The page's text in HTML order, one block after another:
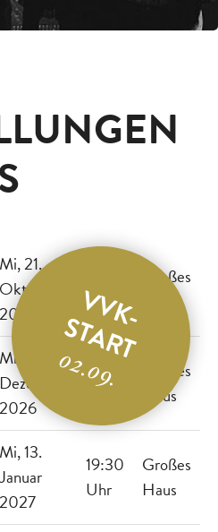
VVK-
START
02.09.
Mi, 21.
Oktober
2026
Uhr
Großes
Mi, 16.
Dezember
2026
19:30
Großes
Haus
Mi, 13.
Januar
2027
19:30
Uhr
Großes
Haus